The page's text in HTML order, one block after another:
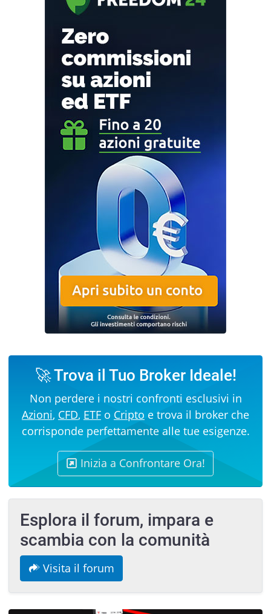
🚀 Trova il Tuo Broker Ideale!
Non perdere i nostri confronti esclusivi in
Azioni, CFD, ETF o Cripto e trova il broker che
corrisponde perfettamente alle tue esigenze.
Inizia a Confrontare Ora!
Esplora il forum, impara e
scambia con la comunità
Visita il forum